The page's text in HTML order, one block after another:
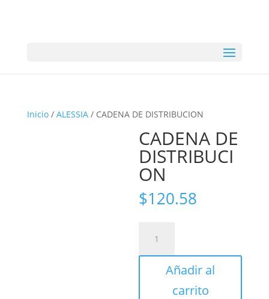
Inicio/ ALESSIA/ CADENA DE DISTRIBUCION
CADENA DE
DISTRIBUCI
ON
$120.58
DISTRIBUCION
cantidadAñadir al
carrito